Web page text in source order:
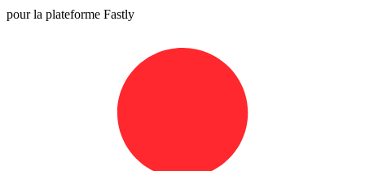
pour la plateforme Fastly